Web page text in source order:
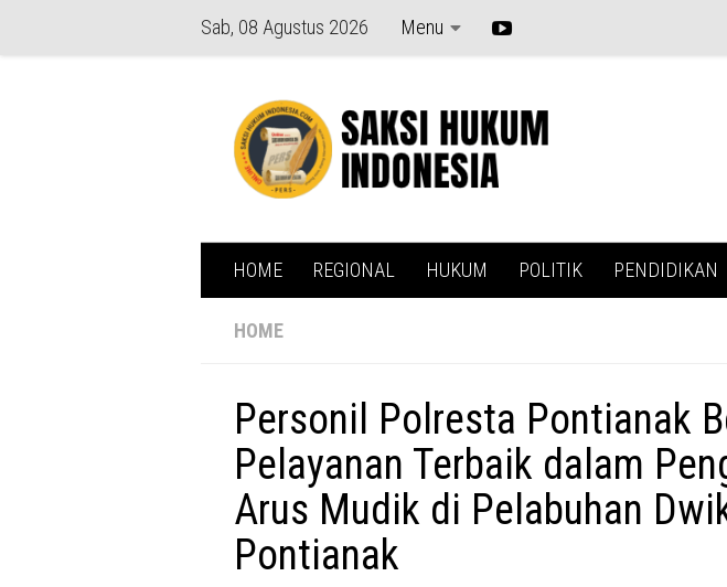
Sab, 08 Agustus 2026 Menu
HOME REGIONAL HUKUM POLITIK PENDIDIKAN
HOME
Personil Polresta Pontianak
Pelayanan Terbaik dalam
Arus Mudik di Pelabuhan
Pontianak